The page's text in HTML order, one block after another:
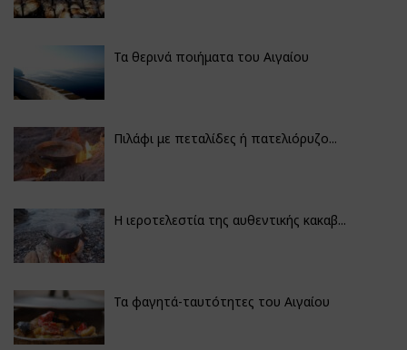
Τα θερινά ποιήματα του Αιγαίου
Πιλάφι με πεταλίδες ή πατελιόρυζο...
Η ιεροτελεστία της αυθεντικής κακαβ...
Τα φαγητά-ταυτότητες του Αιγαίου